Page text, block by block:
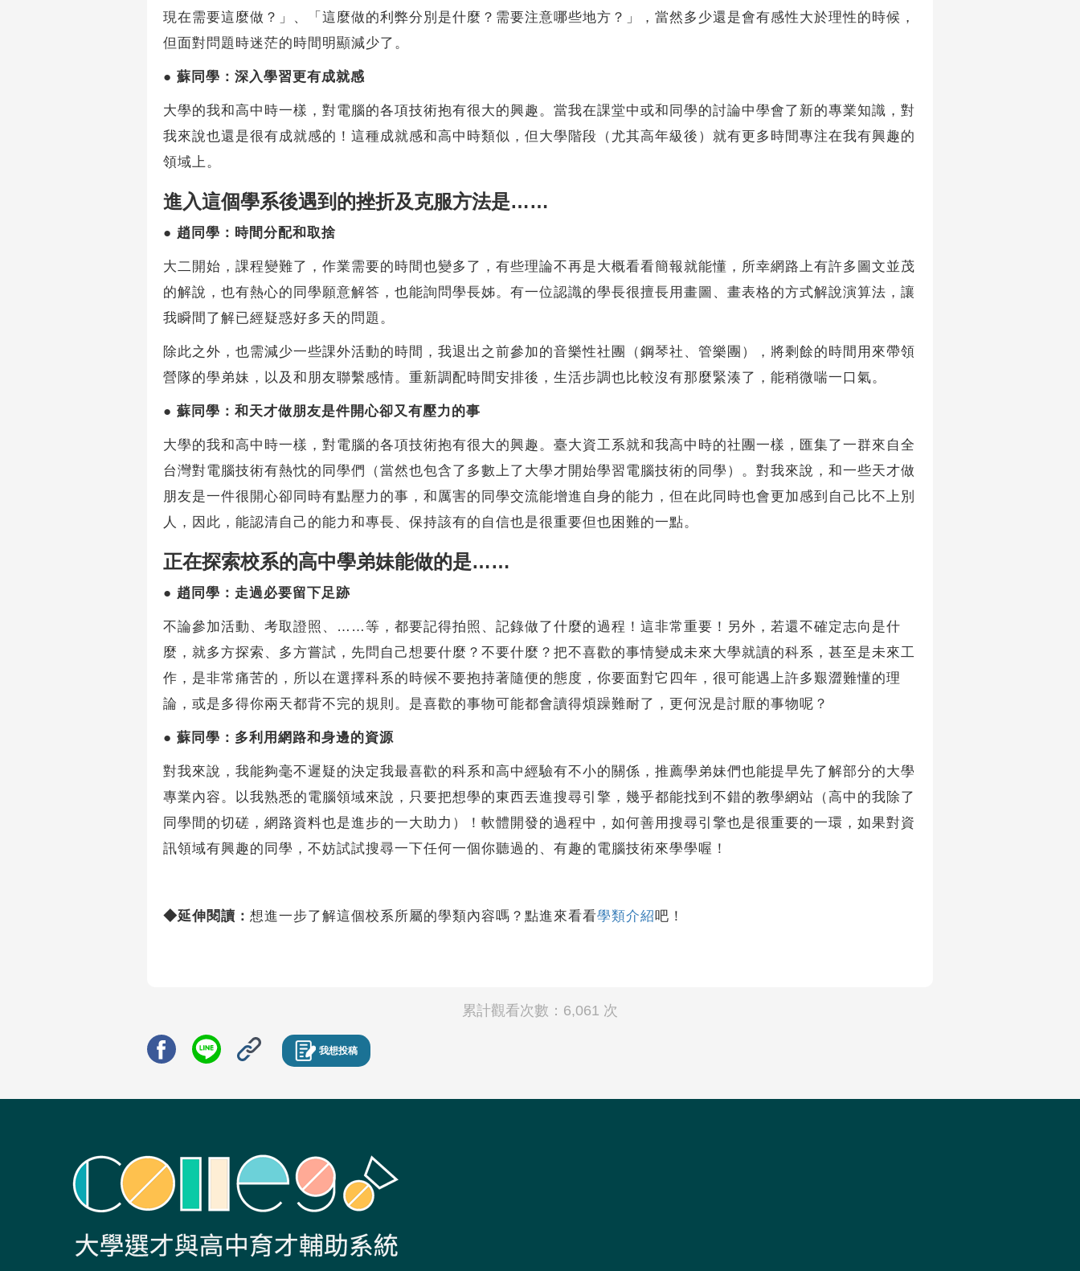
現在需要這麼做？」、「這麼做的利弊分別是什麼？需要注意哪些地方？」，當然多少還是會有感性大於理性的時候，
但面對問題時迷茫的時間明顯減少了。
● 蘇同學：深入學習更有成就感
大學的我和高中時一樣，對電腦的各項技術抱有很大的興趣。當我在課堂中或和同學的討論中學會了新的專業知識，對
我來說也還是很有成就感的！這種成就感和高中時類似，但大學階段（尤其高年級後）就有更多時間專注在我有興趣的
領域上。
進入這個學系後遇到的挫折及克服方法是……
● 趙同學：時間分配和取捨
大二開始，課程變難了，作業需要的時間也變多了，有些理論不再是大概看看簡報就能懂，所幸網路上有許多圖文並茂
的解說，也有熱心的同學願意解答，也能詢問學長姊。有一位認識的學長很擅長用畫圖、畫表格的方式解說演算法，讓
我瞬間了解已經疑惑好多天的問題。
除此之外，也需減少一些課外活動的時間，我退出之前參加的音樂性社團（鋼琴社、管樂團），將剩餘的時間用來帶領
營隊的學弟妹，以及和朋友聯繫感情。重新調配時間安排後，生活步調也比較沒有那麼緊湊了，能稍微喘一口氣。
● 蘇同學：和天才做朋友是件開心卻又有壓力的事
大學的我和高中時一樣，對電腦的各項技術抱有很大的興趣。臺大資工系就和我高中時的社團一樣，匯集了一群來自全
台灣對電腦技術有熱忱的同學們（當然也包含了多數上了大學才開始學習電腦技術的同學）。對我來說，和一些天才做
朋友是一件很開心卻同時有點壓力的事，和厲害的同學交流能增進自身的能力，但在此同時也會更加感到自己比不上別
人，因此，能認清自己的能力和專長、保持該有的自信也是很重要但也困難的一點。
正在探索校系的高中學弟妹能做的是……
● 趙同學：走過必要留下足跡
不論參加活動、考取證照、……等，都要記得拍照、記錄做了什麼的過程！這非常重要！另外，若還不確定志向是什
麼，就多方探索、多方嘗試，先問自己想要什麼？不要什麼？把不喜歡的事情變成未來大學就讀的科系，甚至是未來工
作，是非常痛苦的，所以在選擇科系的時候不要抱持著隨便的態度，你要面對它四年，很可能遇上許多艱澀難懂的理
論，或是多得你兩天都背不完的規則。是喜歡的事物可能都會讀得煩躁難耐了，更何況是討厭的事物呢？
● 蘇同學：多利用網路和身邊的資源
對我來說，我能夠毫不遲疑的決定我最喜歡的科系和高中經驗有不小的關係，推薦學弟妹們也能提早先了解部分的大學
專業內容。以我熟悉的電腦領域來說，只要把想學的東西丟進搜尋引擎，幾乎都能找到不錯的教學網站（高中的我除了
同學間的切磋，網路資料也是進步的一大助力）！軟體開發的過程中，如何善用搜尋引擎也是很重要的一環，如果對資
訊領域有興趣的同學，不妨試試搜尋一下任何一個你聽過的、有趣的電腦技術來學學喔！
◆延伸閱讀： 想進一步了解這個校系所屬的學類內容嗎？點進來看看學類介紹吧！
累計觀看次數：6,061 次
我想投稿